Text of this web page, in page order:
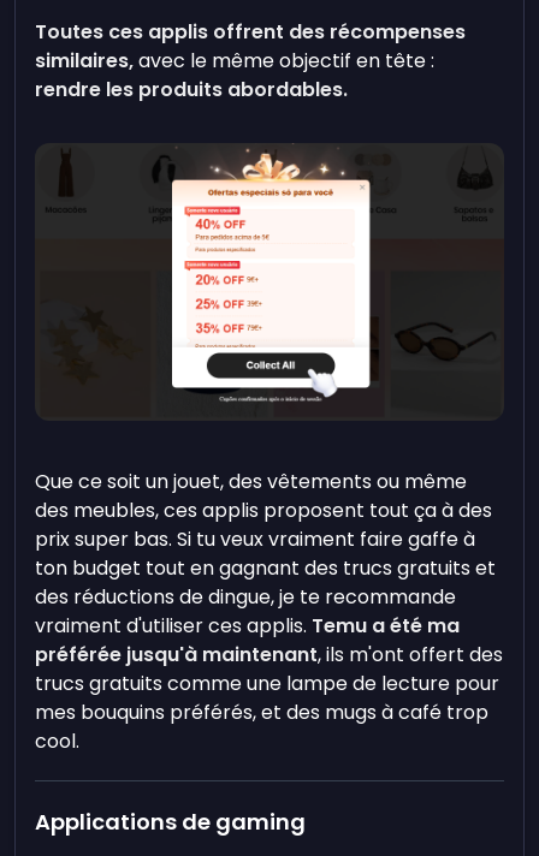
Toutes ces applis offrent des récompenses
similaires,avec le même objectif en tête :
rendre les produits abordables.
Que ce soit un jouet, des vêtements ou même
des meubles, ces applis proposent tout ça à des
prix super bas. Si tu veux vraiment faire gaffe à
ton budget tout en gagnant des trucs gratuits et
des réductions de dingue, je te recommande
vraiment d'utiliser ces applis. Temu a été ma
préférée jusqu'à maintenant, ils m'ont offert des
trucs gratuits comme une lampe de lecture pour
mes bouquins préférés, et des mugs à café trop
cool.
Applications de gaming